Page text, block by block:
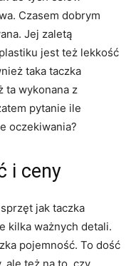
Czasem dobrym
Jej zaletą
jest też lekkość
taka taczka
ta wykonana z
pytanie ile
oczekiwania?
i ceny
jak taczka
kilka ważnych detali.
pojemność. To dość
ale też na to, czy